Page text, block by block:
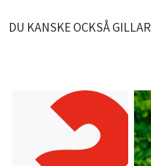
DU KANSKE OCKSÅ GILLAR